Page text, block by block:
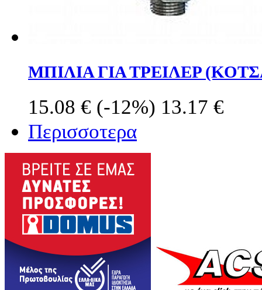
ΜΠΙΛΙΑ ΓΙΑ ΤΡΕΙΛΕΡ
15.08 € (-12%) 13.17 €
Περισσοτερα